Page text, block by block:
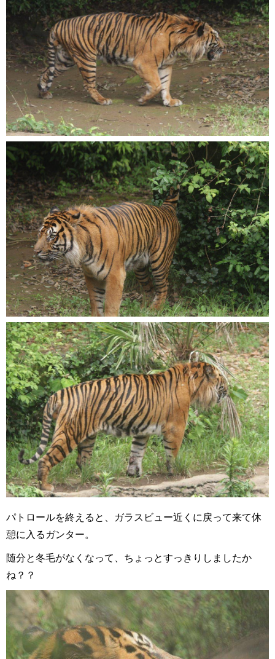
パトロールを終えると、ガラスビュー近くに戻って来て休
憩に入るガンター。
随分と冬毛がなくなって、ちょっとすっきりしましたか
ね？？